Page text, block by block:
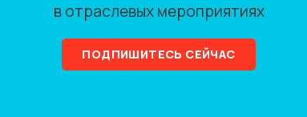
в отраслевых мероприятиях
ПОДПИШИТЕСЬ СЕЙЧАС